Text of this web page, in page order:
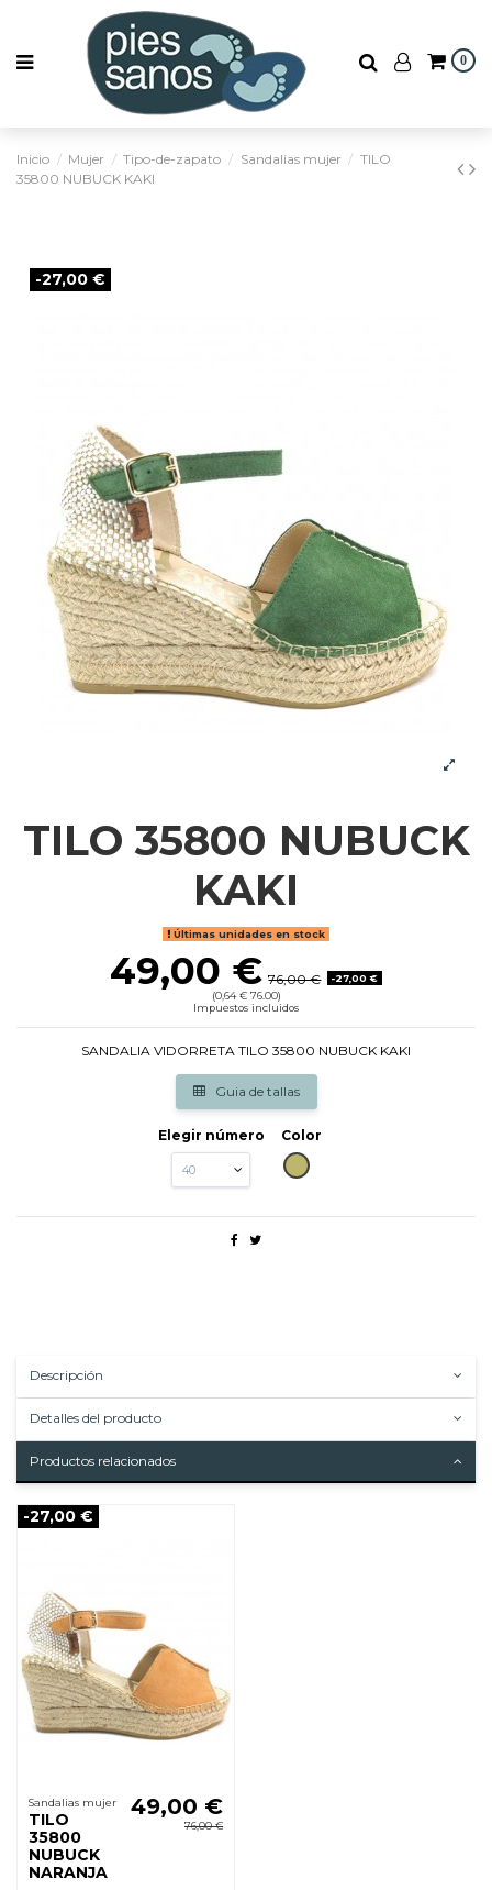
0
Inicio Mujer Tipo-de-zapato Sandalias mujer
TILO
35800 NUBUCK KAKI
-27,00 €
TILO 35800 NUBUCK
KAKI
Últimas unidades en stock
49,00 € 76,00 €
-27,00 €
(0,64 € 76.00)
Impuestos incluidos
SANDALIA VIDORRETA TILO 35800 NUBUCK KAKI
Guia de tallas
Elegir número
Color
KAKI
Descripción
Detalles del producto
Productos relacionados
-27,00 €
Sandalias mujer
TILO
35800
NUBUCK
NARANJA
49,00 €
76,00 €